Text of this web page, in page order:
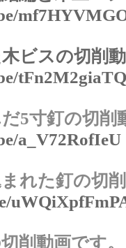
ビスの切削
tFn2M2giaTQ
5寸釘の切削
a_V72RofIeU
れた釘の切
削動画です。